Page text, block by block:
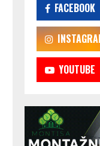
FACEBOOK
YOUTUBE